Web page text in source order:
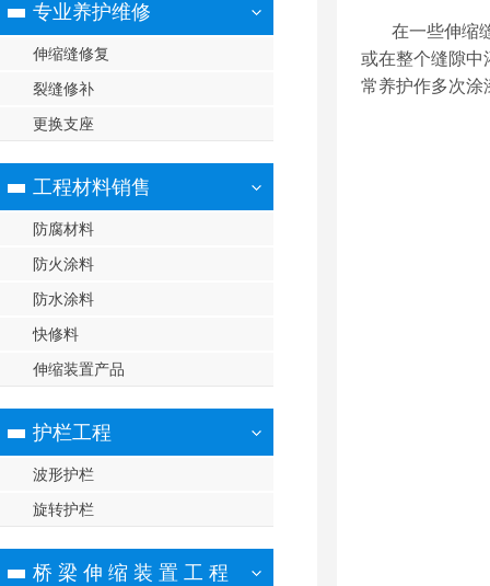
专业养护维修
伸缩缝修复
裂缝修补
更换支座
工程材料销售
防腐材料
防火涂料
防水涂料
快修料
伸缩装置产品
护栏工程
波形护栏
旋转护栏
桥 梁 伸 缩 装 置 工 程
在一些伸
或在整个缝隙中
常养护作多次涂